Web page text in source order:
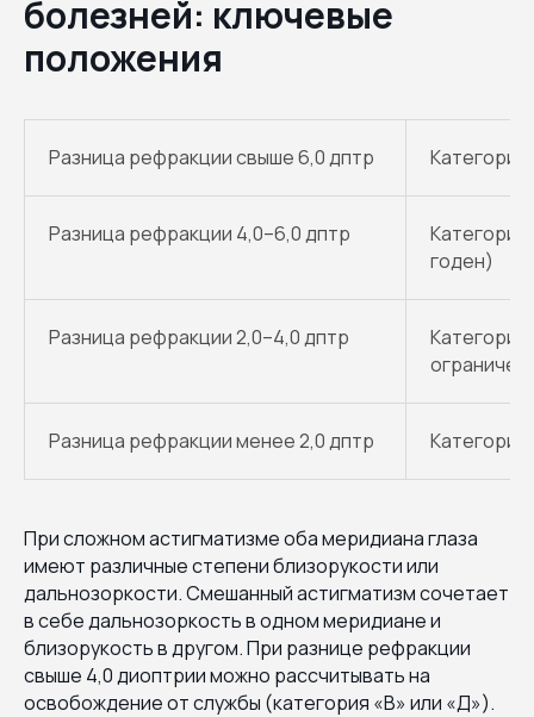
болезней: ключевые
положения
Разница рефракции свыше 6,0 дптр
Разница рефракции 4,0–6,0 дптр
годен)
Разница рефракции 2,0–4,0 дптр
Категория
Разница рефракции менее 2,0 дптр
При сложном астигматизме оба меридиана глаза
имеют различные степени близорукости или
дальнозоркости. Смешанный астигматизм сочетает
в себе дальнозоркость в одном меридиане и
близорукость в другом. При разнице рефракции
свыше 4,0 диоптрии можно рассчитывать на
освобождение от службы (категория «В» или «Д»).